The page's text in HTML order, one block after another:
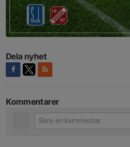
Dela nyhet
Kommentarer